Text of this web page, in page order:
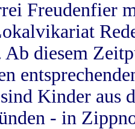
Freudenfier
diesem
Kinder aus
- in